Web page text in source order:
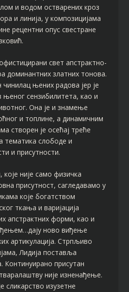
и водом остварених кроз
и линија, у композицијама
рецентни опус свестране
свет апстрактно-
доминантних златних тонова.
чинилац њених радова јер је
сензибилитета, као и
Она је и знамење
и топлине, а динамичним
створен је осећај треће
тематика слободе и
и присутности.
није само физичка
присутност, сагледавамо у
које богатством
ткања и варијација
апстрактних форми, као и
ново виђење
артикулација. Стрпљиво
Лидија поставља
Континуирано присутан
није изненађење.
сликарство изузетне